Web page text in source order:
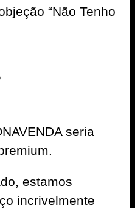
“Não Tenho
seria
estamos
incrivelmente